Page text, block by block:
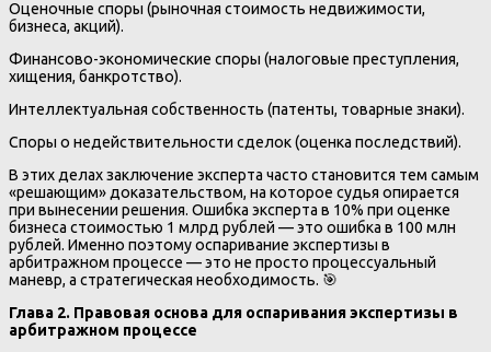
Оценочные споры (рыночная стоимость недвижимости,
бизнеса, акций).
Финансово-экономические споры (налоговые преступления,
хищения, банкротство).
Интеллектуальная собственность (патенты, товарные знаки).
Споры о недействительности сделок (оценка последствий).
В этих делах заключение эксперта часто становится тем самым
«решающим» доказательством, на которое судья опирается
при вынесении решения. Ошибка эксперта в 10% при оценке
бизнеса стоимостью 1 млрд рублей — это ошибка в 100 млн
рублей. Именно поэтому оспаривание экспертизы в
арбитражном процессе — это не просто процессуальный
маневр, а стратегическая необходимость. 🎯
Глава 2. Правовая основа для оспаривания экспертизы в
арбитражном процессе